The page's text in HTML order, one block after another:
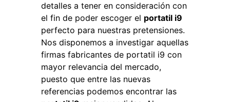
detalles a tener en consideración con
el fin de poder escoger el portatil i9
perfecto para nuestras pretensiones.
Nos disponemos a investigar aquellas
firmas fabricantes de portatil i9 con
mayor relevancia del mercado,
puesto que entre las nuevas
referencias podemos encontrar las